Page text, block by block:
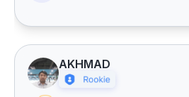
AKHMAD